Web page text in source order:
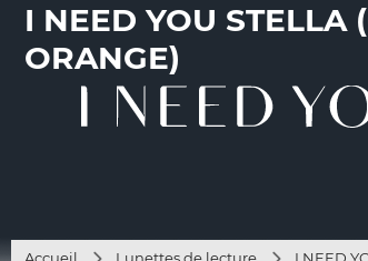
I NEED YOU
ORANGE)